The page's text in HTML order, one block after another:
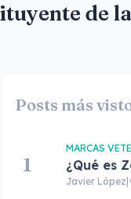
de
Posts más
1
MARCAS
¿Qué es
Javier López